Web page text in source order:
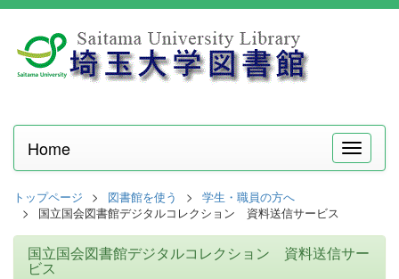
メ
ニ
Home
トップページ 図書館を使う
学生・職員の方へ
国立国会図書館デジタルコレクション 資料送信サービス
国立国会図書館デジタルコレクション 資料送信サー
ビス